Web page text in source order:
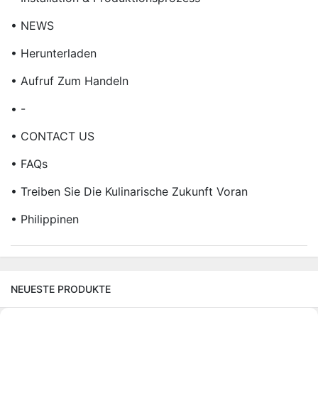
• NEWS
• Herunterladen
• Aufruf Zum Handeln
• -
• CONTACT US
• FAQs
• Treiben Sie Die Kulinarische Zukunft Voran
• Philippinen
NEUESTE PRODUKTE